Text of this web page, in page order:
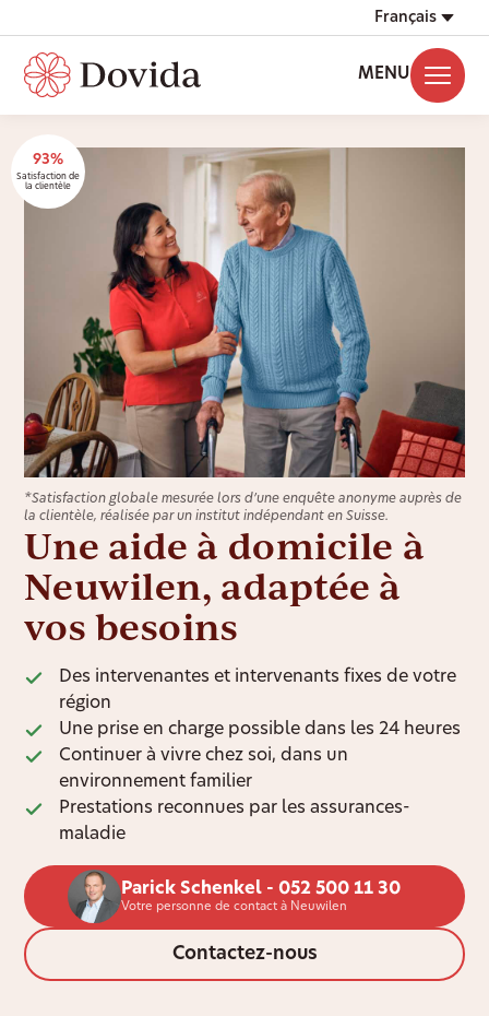
Français
MENU
93%
Satisfaction de
la clientèle
*Satisfaction globale mesurée lors d’une enquête anonyme auprès de
la clientèle, réalisée par un institut indépendant en Suisse.
Une aide à domicile à
Neuwilen, adaptée à
vos besoins
Des intervenantes et intervenants fixes de votre
région
Une prise en charge possible dans les 24 heures
Continuer à vivre chez soi, dans un
environnement familier
Prestations reconnues par les assurances-
maladie
Parick Schenkel - 052 500 11 30
Votre personne de contact à Neuwilen
Contactez-nous